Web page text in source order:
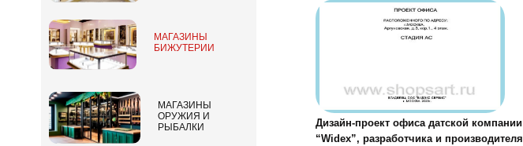
Дизайн-проект офиса датской компании
“Widex”, разработчика и производителя
МАГАЗИНЫ
БИЖУТЕРИИ
МАГАЗИНЫ
ОРУЖИЯ И
РЫБАЛКИ